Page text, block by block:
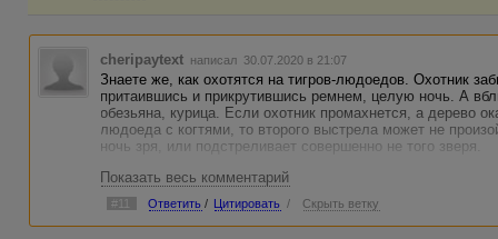
cheripaytext написал 30.07.2020 в 21:07
Знаете же, как охотятся на тигров-людоедов. Охотник
притаившись и прикрутившись ремнем, целую ночь. А
обезьяна, курица. Если охотник промахнется, а дерево
людоеда с когтями, то второго выстрела может не
ночь зря, или подстреливает совершенно не того зверя.
Вот так и я иной раз сижу, сижу в прицельном ожидании,
теряют впустую массу времени. Иной раз пустяковое
полуидиот. Не-а, нужно оформлять тендер и автоматом
течение многих часов. Чтобы таки был лучший!
Показать весь комментарий
#11 Ответить / Цитировать / Скрыть ветку